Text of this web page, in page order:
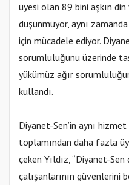
üyesi olan 89 bini aşkın
düşünmüyor, aynı
için mücadele ediyor.
sorumluluğunu üzerinde
yükümüz ağır
kullandı.
Diyanet-Sen’in aynı
toplamından daha fazla
çeken Yıldız, “Diyanet-
çalışanlarının güvenlerini